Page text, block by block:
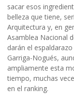
sacar esos
belleza que tiene,
Arquitectura y, en
Asamblea Nacional
darán el
Garriga-Nogués,
ampliamente esta
tiempo, muchas
en el ranking.